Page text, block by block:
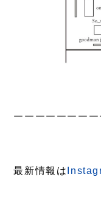
￣￣￣￣￣￣￣
最新情報は